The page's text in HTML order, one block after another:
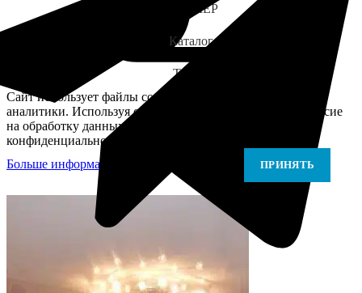
ЗАМЕР
Каталог
Telegram
Сайт использует файлы cookie для персонализации и
аналитики. Используя сайт, вы подтверждаете своё согласие
на обработку данных в соответствии с Политикой
конфиденциальности.
Больше информации
ПРИНЯТЬ